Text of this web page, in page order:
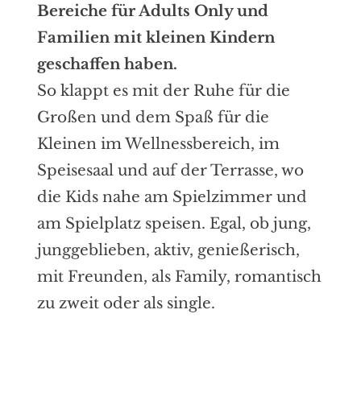
Bereiche für Adults Only und
Familien mit kleinen Kindern
geschaffen haben.
So klappt es mit der Ruhe für die
Großen und dem Spaß für die
Kleinen im Wellnessbereich, im
Speisesaal und auf der Terrasse, wo
die Kids nahe am Spielzimmer und
am Spielplatz speisen. Egal, ob jung,
junggeblieben, aktiv, genießerisch,
mit Freunden, als Family, romantisch
zu zweit oder als single.